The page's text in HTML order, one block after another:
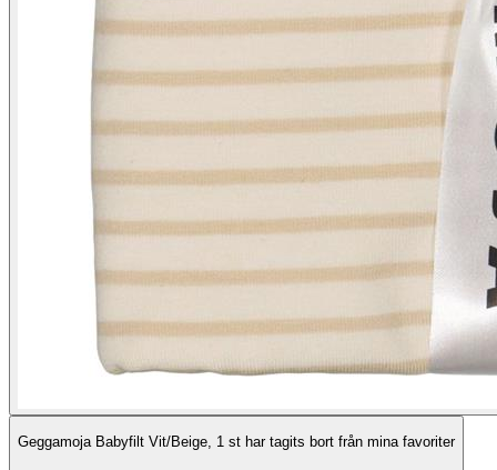
Geggamoja Babyfilt Vit/Beige, 1 st har tagits bort från mina favoriter